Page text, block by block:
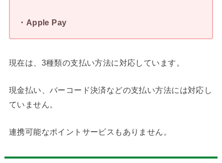
・Apple Pay
現在は、3種類の支払い方法に対応しています。
現金払い、バーコード決済などの支払い方法には対応し
ていません。
連携可能なポイントサービスもありません。